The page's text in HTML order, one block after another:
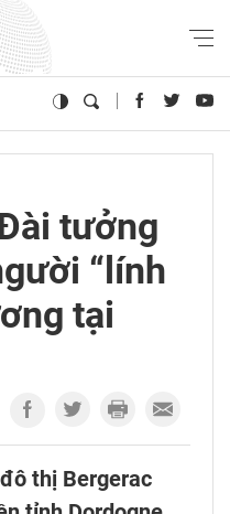
tưởng
“lính
tại
thị Bergerac